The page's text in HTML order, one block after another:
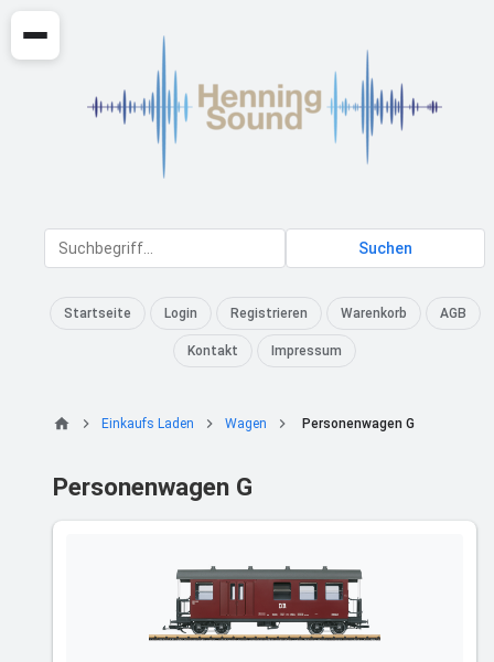
Suchen
Startseite Login Registrieren Warenkorb AGB
Kontakt Impressum
Einkaufs Laden Wagen Personenwagen G
Personenwagen G